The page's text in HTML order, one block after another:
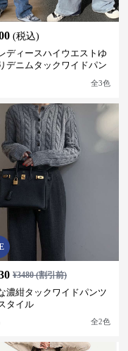
(税込)
ディースハイウエストゆ
デニムタックワイドパン
全3色
¥3480(割引前)
濃紺タックワイドパンツ
タイル
全2色